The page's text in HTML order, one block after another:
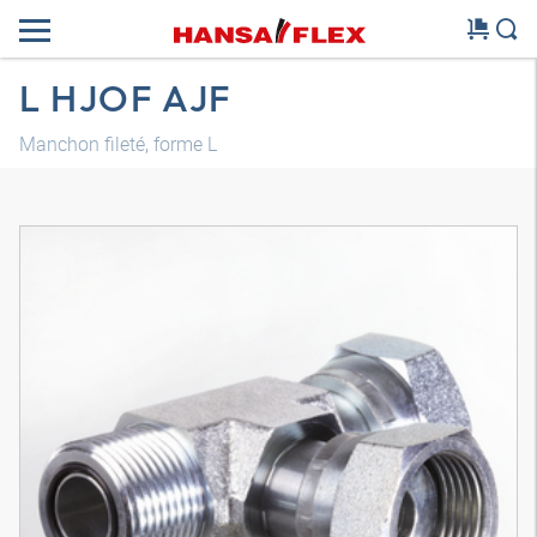
L HJOF AJF
Manchon fileté, forme L